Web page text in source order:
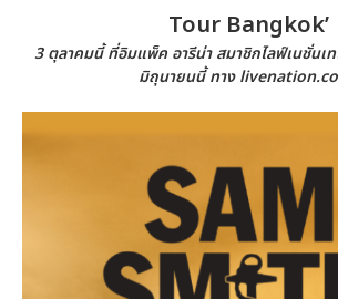
Tour Bangkok’
3 ตุลาคมนี้ ที่อิมแพ็ค อารีน่า สมาชิกไลฟ์เนชั่นเ
มิถุนายนนี้ ทาง